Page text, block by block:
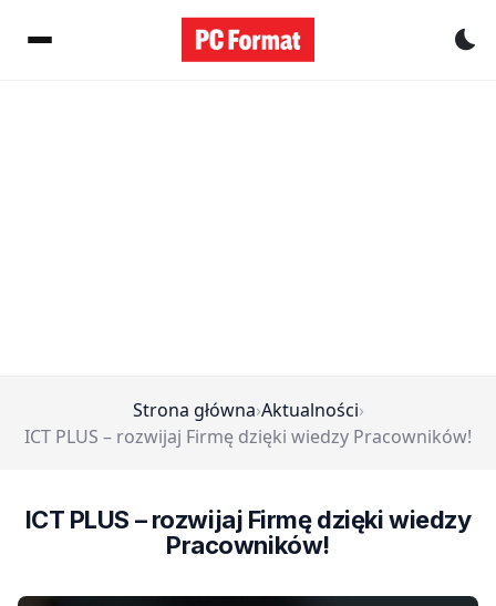
Strona główna›Aktualności›
ICT PLUS – rozwijaj Firmę dzięki wiedzy Pracowników!
ICT PLUS – rozwijaj Firmę dzięki wiedzy
Pracowników!